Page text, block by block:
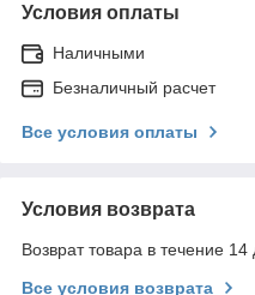
Условия оплаты
Наличными
Безналичный расчет
Все условия оплаты
Условия возврата
Возврат товара в течение
Все условия возврата